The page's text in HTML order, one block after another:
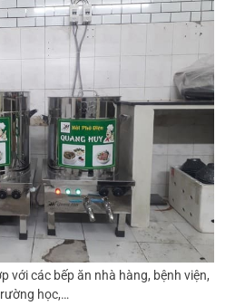
với các bếp ăn nhà hàng, bệnh viện,
học,…